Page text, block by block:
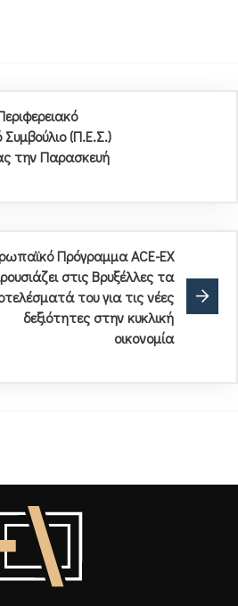
(Π.Ε.Σ.)
την Παρασκευή
Πρόγραμμα ACE-EX
στις Βρυξέλλες τα
του για τις νέες
δεξιότητες στην κυκλική
οικονομία